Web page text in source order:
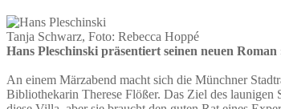
Tanja Schwarz, Foto: Rebecca Hoppé
Hans Pleschinski präsentiert seinen neuen
An einem Märzabend macht sich die Münchner
Bibliothekarin Therese Flößer. Das Ziel des launigen